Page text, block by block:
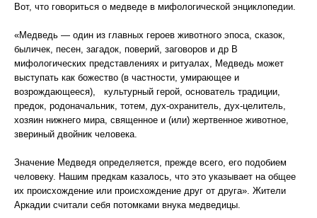
Вот, что говориться о медведе в мифологической энциклопедии.
«Медведь — один из главных героев животного эпоса, сказок,
быличек, песен, загадок, поверий, заговоров и др В
мифологических представлениях и ритуалах, Медведь может
выступать как божество (в частности, умирающее и
возрождающееся), культурный герой, основатель традиции,
предок, родоначальник, тотем, дух-охранитель, дух-целитель,
хозяин нижнего мира, священное и (или) жертвенное животное,
звериный двойник человека.
Значение Медведя определяется, прежде всего, его подобием
человеку. Нашим предкам казалось, что это указывает на общее
их происхождение или происхождение друг от друга». Жители
Аркадии считали себя потомками внука медведицы.